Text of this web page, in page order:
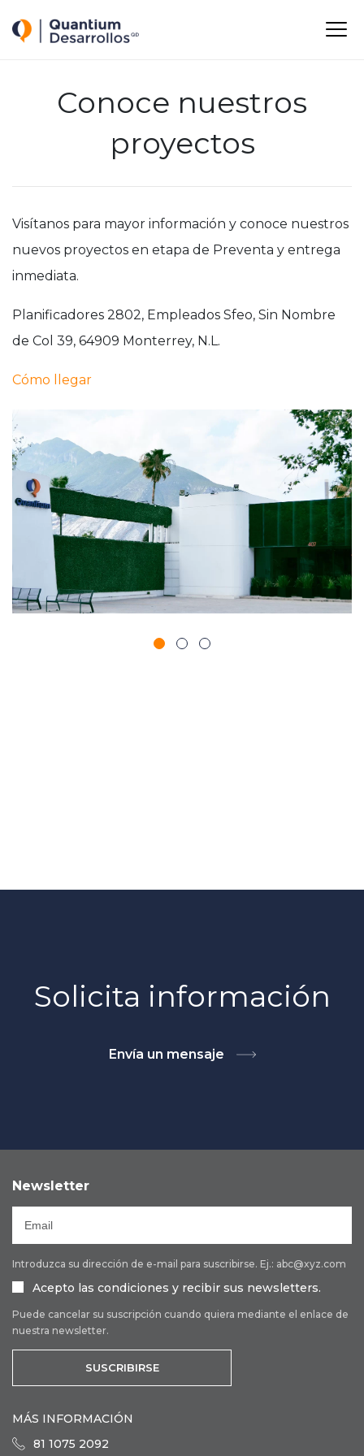
Quantium Desarrollos -
Conoce nuestros
proyectos
Visítanos para mayor información y conoce nuestros
nuevos proyectos en etapa de Preventa y entrega
inmediata.
Planificadores 2802, Empleados Sfeo, Sin Nombre
de Col 39, 64909 Monterrey, N.L.
Cómo llegar
Solicita información
Envía un mensaje
Newsletter
Introduzca su dirección de e-mail para suscribirse. Ej.: abc@xyz.com
Acepto las condiciones y recibir sus newsletters.
Puede cancelar su suscripción cuando quiera mediante el enlace de
nuestra newsletter.
SUSCRIBIRSE
MÁS INFORMACIÓN
81 1075 2092